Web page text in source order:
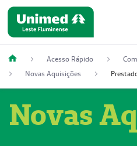
Acesso Rápido
Novas Aquisições
Novas